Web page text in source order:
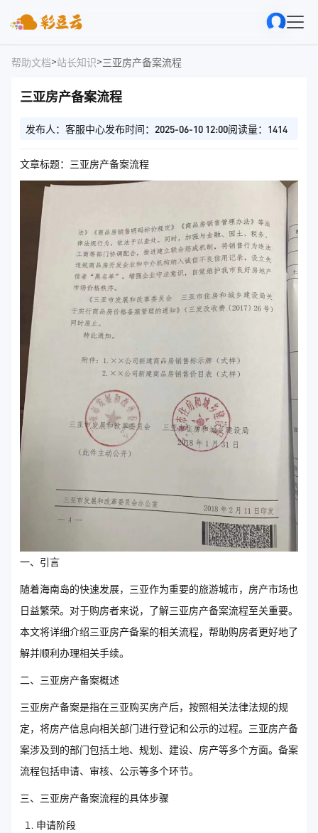
帮助文档>站长知识>三亚房产备案流程
三亚房产备案流程
发布人：客服中心发布时间：2025-06-10 12:00阅读量：1414
文章标题：三亚房产备案流程
一、引言
随着海南岛的快速发展，三亚作为重要的旅游城市，房产市场也
日益繁荣。对于购房者来说，了解三亚房产备案流程至关重要。
本文将详细介绍三亚房产备案的相关流程，帮助购房者更好地了
解并顺利办理相关手续。
二、三亚房产备案概述
三亚房产备案是指在三亚购买房产后，按照相关法律法规的规
定，将房产信息向相关部门进行登记和公示的过程。三亚房产备
案涉及到的部门包括土地、规划、建设、房产等多个方面。备案
流程包括申请、审核、公示等多个环节。
三、三亚房产备案流程的具体步骤
申请阶段